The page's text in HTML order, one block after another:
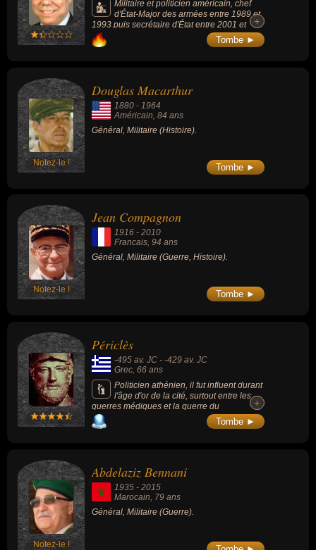
Militaire et politicien américain, chef
d'État-Major des armées entre 1989 et
1993 puis secrétaire d'État entre 2001 et
2005 dans l'administration du président
George W. Bush. Défenseur de l’intervention
(des arguments qui ont servi à justifier
l’invasion du pays).
+
+
Tombe ►
Notez-le !
Douglas Macarthur
1880 - 1964
Américain, 84 ans
Général, Militaire (Histoire).
Tombe ►
Notez-le !
Jean Compagnon
1916 - 2010
Francais, 94 ans
Général, Militaire (Guerre, Histoire).
Tombe ►
Périclès
-495 av. JC - -429 av. JC
Grec, 66 ans
Politicien athénien, il fut influent durant
l'âge d'or de la cité, surtout entre les
guerres médiques et la guerre du
Péloponnèse. Il est à l'origine du projet de
construction de la plupart des structures
critiques le qualifient de démagogue.
L'influence de ce personnage sur son
époque fut si grande qu'on surnomme
généralement cette période « le siècle de
Périclès ».
+
+
Tombe ►
Notez-le !
Abdelaziz Bennani
1935 - 2015
Marocain , 79 ans
Général, Militaire (Guerre).